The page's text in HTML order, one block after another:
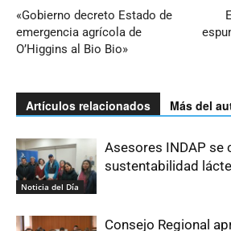
«Gobierno decreto Estado de
emergencia agrícola de
O’Higgins al Bio Bio»
Artículos relacionados Más del
Noticia del Día
Asesores INDAP se
sustentabilidad
Consejo Regional